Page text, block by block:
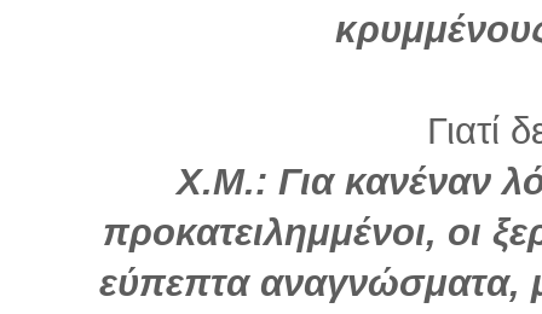
Γιατί
Χ.Μ.: Για κανέναν
προκατειλημμένοι, οι
εύπεπτα αναγνώσματα,